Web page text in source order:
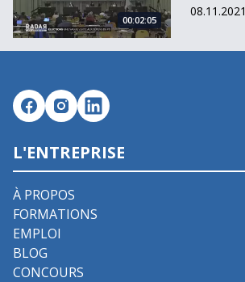
00:02:05
08.11.2021
L'ENTREPRISE
À PROPOS
FORMATIONS
EMPLOI
BLOG
CONCOURS